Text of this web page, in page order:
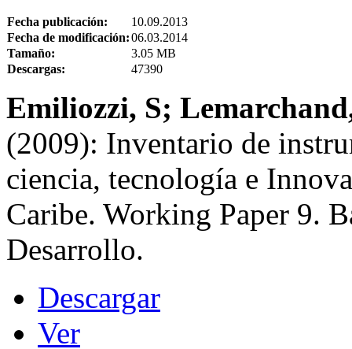
Fecha publicación:
10.09.2013
Fecha de modificación:06.03.2014
Tamaño:
3.05 MB
Descargas:
47390
Emiliozzi, S;
(2009): Inventario de
ciencia, tecnología e
Caribe. Working Paper 9.
Desarrollo.
Descargar
Ver